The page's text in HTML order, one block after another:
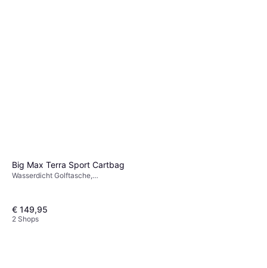
Big Max Terra Sport Cartbag
Wasserdicht Golftasche,
€ 149,95
2 Shops